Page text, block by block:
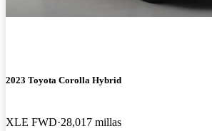
2023 Toyota Corolla Hybrid
XLE FWD 28,017 millas